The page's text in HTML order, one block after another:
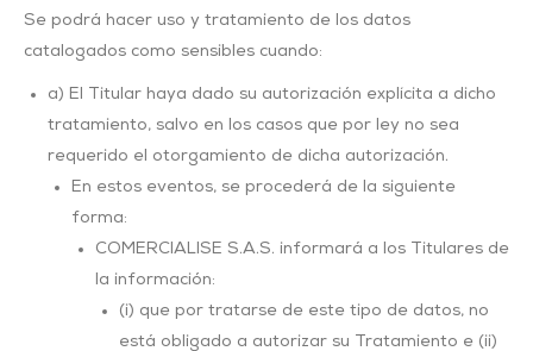
Se podrá hacer uso y tratamiento de los datos
catalogados como sensibles cuando:
a) El Titular haya dado su autorización explícita a dicho
tratamiento, salvo en los casos que por ley no sea
requerido el otorgamiento de dicha autorización.
En estos eventos, se procederá de la siguiente
forma:
COMERCIALISE S.A.S. informará a los Titulares de
la información:
(i) que por tratarse de este tipo de datos, no
está obligado a autorizar su Tratamiento e (ii)